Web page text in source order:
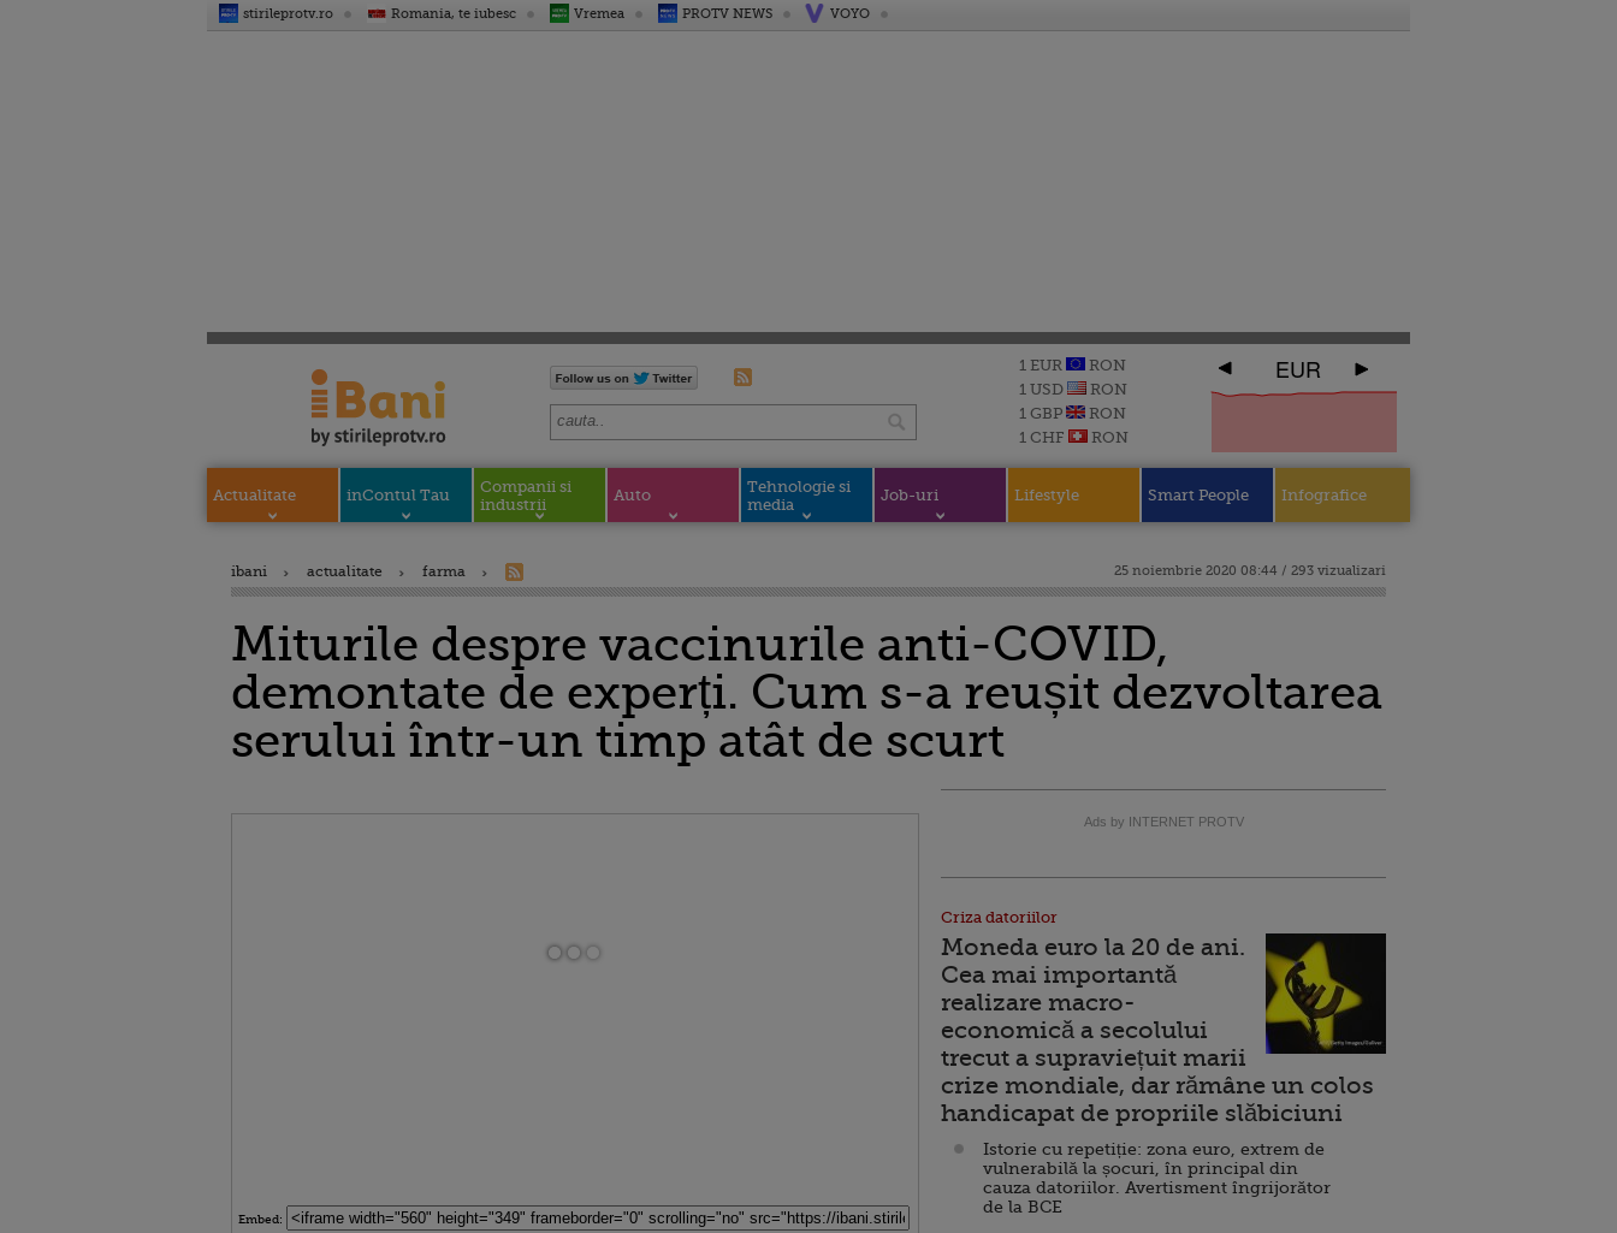
stirileprotv.ro Romania, te iubesc Vremea PROTV NEWS VOYO
1 EUR
RON
1 USD
RON
1 GBP
RON
1 CHF
RON
EUR
Actualitate inContul Tau
Companii si
industrii
Auto
Tehnologie si
media
Job-uri Lifestyle Smart People Infografice
ibani actualitate farma 25 noiembrie 2020 08:44 / 293 vizualizari
Miturile despre vaccinurile anti-COVID,
demontate de experți. Cum s-a reușit dezvoltarea
serului într-un timp atât de scurt
Embed:
Ads by INTERNET PROTV
Criza datoriilor
Moneda euro la 20 de ani.
Cea mai importantă
realizare macro-
economică a secolului
trecut a supraviețuit marii
crize mondiale, dar rămâne un colos
handicapat de propriile slăbiciuni
Istorie cu repetiție: zona euro, extrem de
vulnerabilă la șocuri, în principal din
cauza datoriilor. Avertisment îngrijorător
de la BCE